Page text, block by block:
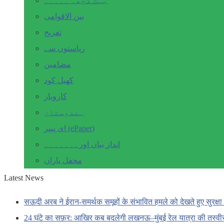
بین الاقوامی
تفریح
ریاستوں سے
مضامین
کھیل کود
کاروبار
ہندوستان
ای پیپر (ePaper)
انداز بیاں اور۔۔۔۔۔۔۔
محفل یاراں
Latest News
सऊदी अरब ने ईरान-समर्थक समूहों के संभावित हमले को देखते हुए सुरक्षा
24 घंटे का सफ़र: आखिर कब बदलेगी लखनऊ–मुंबई रेल यात्रा की